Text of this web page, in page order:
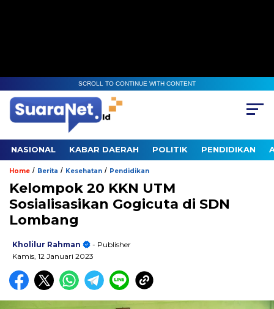
SCROLL TO CONTINUE WITH CONTENT
NASIONAL KABAR DAERAH POLITIK PENDIDIKAN
Home / Berita / Kesehatan / Pendidikan
Kelompok 20 KKN UTM
Sosialisasikan Gogicuta di SDN
Lombang
Kholilur Rahman
- Publisher
Kamis, 12 Januari 2023